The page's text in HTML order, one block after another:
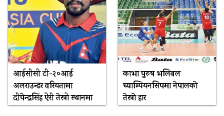
आईसीसी टी-२०आई
अलराउन्डर वरियतामा
दीपेन्द्रसिंह ऐरी तेस्रो स्थानमा
काभा पुरुष भलिबल
च्याम्पियनसिपमा नेपालकाे
तेस्राे हार